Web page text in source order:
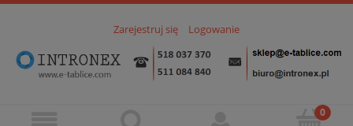
Zarejestruj się Logowanie